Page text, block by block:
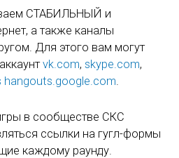
СТАБИЛЬНЫЙ и
а также каналы
Для этого вам могут
vk.com, skype.com,
hangouts.google.com.
в сообществе СКС
ссылки на гугл-формы
каждому раунду.